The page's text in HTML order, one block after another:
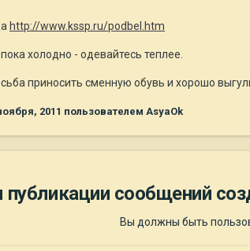
http://www.kssp.ru/podbel.htm
холодно - одевайтесь теплее.
приносить сменную обувь и хорошо
2011 пользователем AsyaOk
сообщений
Вы должны быть